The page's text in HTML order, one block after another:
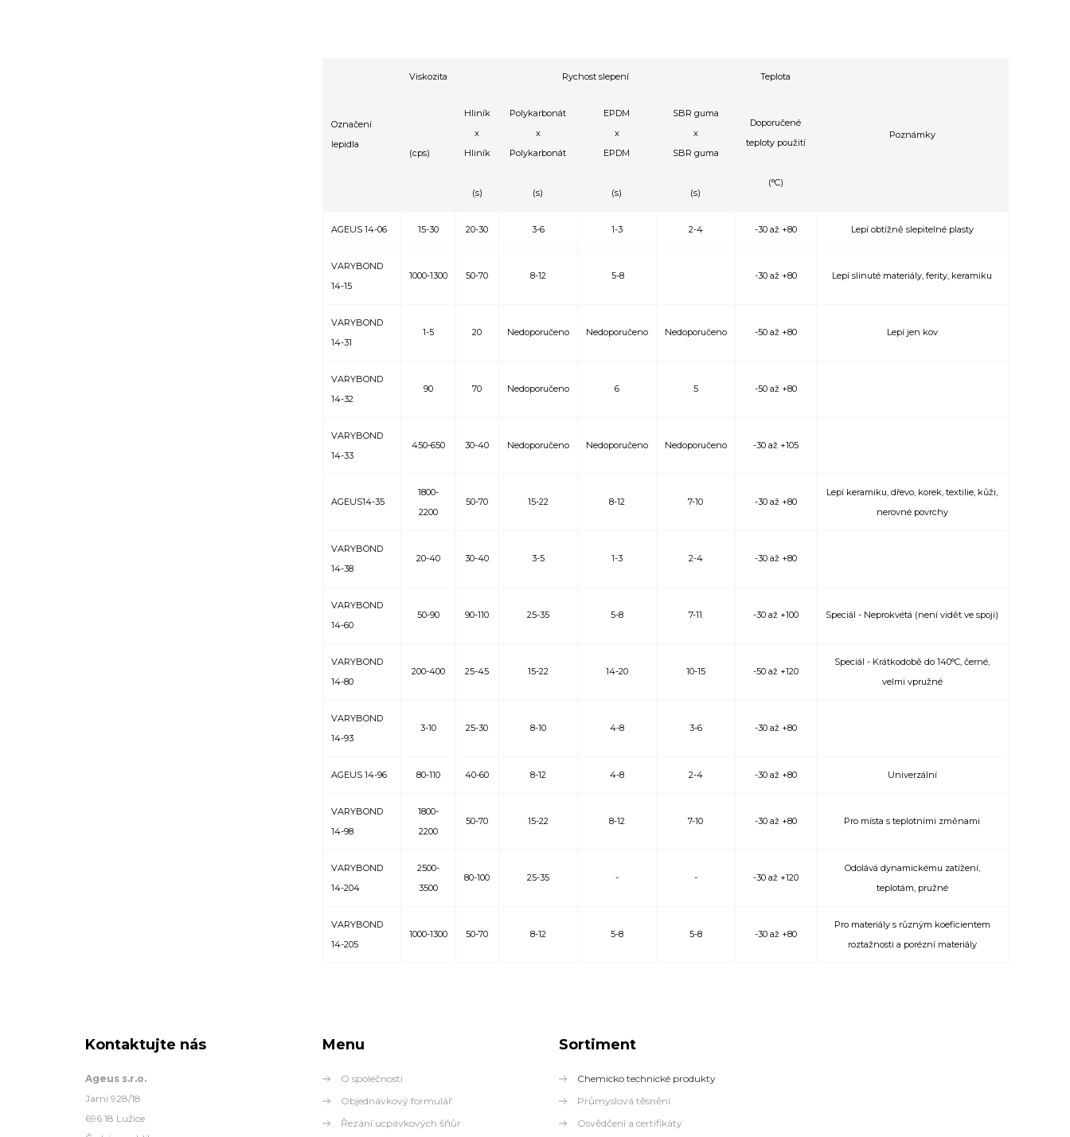
Označení
lepidla
Viskozita Rychost slepení Teplota
Poznámky
(cps)
Hliník
x
Hliník
(s)
Polykarbonát
x
Polykarbonát
(s)
EPDM
x
EPDM
(s)
SBR guma
x
SBR guma
(s)
Doporučené
teploty použití
(°C)
AGEUS 14-06 15-30 20-30 3-6 1-3 2-4 -30 až +80 Lepí obtížně slepitelné plasty
VARYBOND
14-15
1000-1300 50-70 8-12 5-8 -30 až +80 Lepí slinuté materiály, ferity, keramiku
VARYBOND
14-31
1-5 20 Nedoporučeno Nedoporučeno Nedoporučeno -50 až +80 Lepí jen kov
VARYBOND
14-32
90 70 Nedoporučeno 6 5 -50 až +80
VARYBOND
14-33
450-650 30-40 Nedoporučeno Nedoporučeno Nedoporučeno -30 až +105
AGEUS14-35
1800-
2200
50-70 15-22 8-12 7-10 -30 až +80
Lepí keramiku, dřevo, korek, textilie, kůži,
nerovné povrchy
VARYBOND
14-38
20-40 30-40 3-5 1-3 2-4 -30 až +80
VARYBOND
14-60
50-90 90-110 25-35 5-8 7-11 -30 až +100 Speciál - Neprokvétá (není vidět ve spoji)
VARYBOND
14-80
200-400 25-45 15-22 14-20 10-15 -50 až +120
Speciál - Krátkodobě do 140°C, černé,
velmi vpružné
VARYBOND
14-93
3-10 25-30 8-10 4-8 3-6 -30 až +80
AGEUS 14-96 80-110 40-60 8-12 4-8 2-4 -30 až +80 Univerzální
VARYBOND
14-98
1800-
2200
50-70 15-22 8-12 7-10 -30 až +80 Pro místa s teplotními změnami
VARYBOND
14-204
2500-
3500
80-100 25-35 - - -30 až +120
Odolává dynamickému zatížení,
teplotám, pružné
VARYBOND
14-205
1000-1300 50-70 8-12 5-8 5-8 -30 až +80
Pro materiály s různým koeficientem
roztažnosti a porézní materiály
Kontaktujte nás
Ageus s.r.o.
Jarní 928/18
696 18 Lužice
Menu
O společnosti
Objednávkový formulář
Řezání ucpávkových šňůr
Sortiment
Chemicko technické produkty
Průmyslová těsnění
Osvědčení a certifikáty